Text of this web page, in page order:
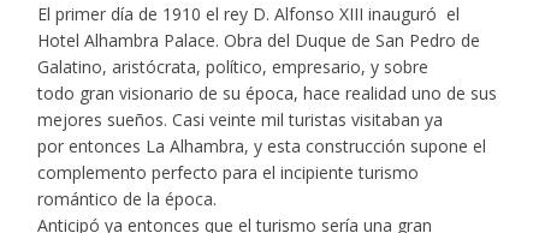
El primer día de 1910 el rey D. Alfonso XIII inauguró el
Hotel Alhambra Palace. Obra del Duque de San Pedro de
Galatino, aristócrata, político, empresario, y sobre
todo gran visionario de su época, hace realidad uno de sus
mejores sueños. Casi veinte mil turistas visitaban ya
por entonces La Alhambra, y esta construcción supone el
complemento perfecto para el incipiente turismo
romántico de la época.
Anticipó ya entonces que el turismo sería una gran